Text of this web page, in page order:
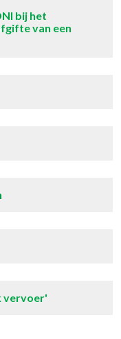
bij het
van een
vervoer'